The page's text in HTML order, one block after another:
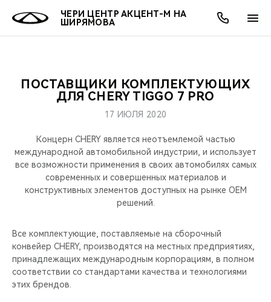
ЧЕРИ ЦЕНТР АКЦЕНТ-М НА
ШИРЯМОВА
МОДЕЛИ
КРОССОВЕРЫ
СЕДАНЫ
НОВИНКИ
ПОКУПАТЕЛЯМ
КРЕДИТ И СТРАХОВАНИЕ
ВЛАДЕЛЬЦАМ
ЗАПЧАСТИ И АКСЕССУАРЫ
ПОДДЕРЖКА
МИР CHERY
О БРЕНДЕ
CHERY В СОЦСЕТЯХ
БЛАГОТВОРИТЕЛЬНОСТЬ
CHERY REMOTE
АКЦИИ
ОНЛАЙН СЕРВИСЫ
КРЕДИТ
О КОМПАНИИ
МЫ В СОЦСЕТЯХ
ПОСТАВЩИКИ КОМПЛЕКТУЮЩИХ
ДЛЯ CHERY TIGGO 7 PRO
17 ИЮЛЯ 2020
Концерн CHERY является неотъемлемой частью
международной автомобильной индустрии, и использует
все возможности применения в своих автомобилях самых
современных и совершенных материалов и
конструктивных элементов доступных на рынке OEM
решений.
Все комплектующие, поставляемые на сборочный
конвейер CHERY, производятся на местных предприятиях,
принадлежащих международным корпорациям, в полном
соответствии со стандартами качества и технологиями
этих брендов.